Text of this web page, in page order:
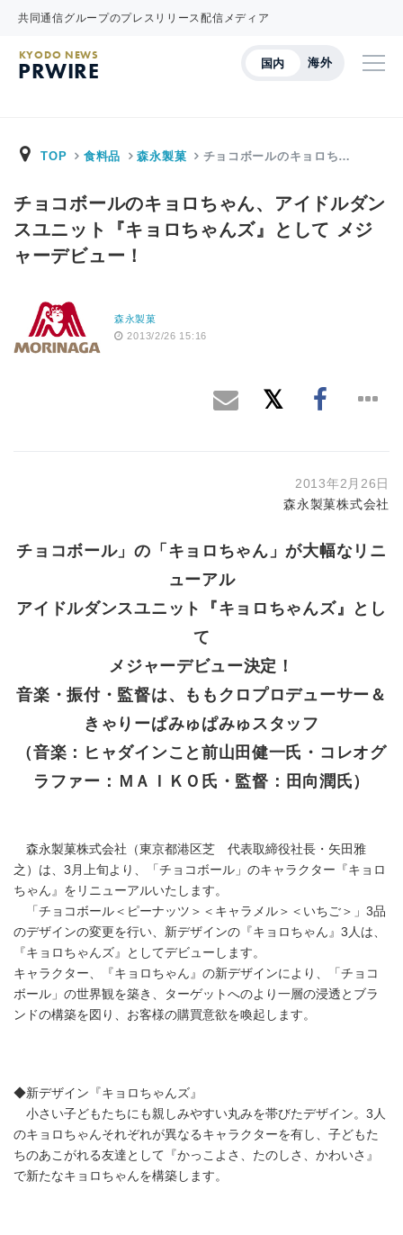
共同通信グループのプレスリリース配信メディア
国内 海外
KYODO NEWS
PRWIRE
TOP 食料品 森永製菓 チョコボールのキョロち…
チョコボールのキョロちゃん、アイドルダン
スユニット『キョロちゃんズ』として メジ
ャーデビュー！
森永製菓
2013/2/26 15:16
2013年2月26日
森永製菓株式会社
チョコボール」の「キョロちゃん」が大幅なリニ
ューアル
アイドルダンスユニット『キョロちゃんズ』とし
て
メジャーデビュー決定！
音楽・振付・監督は、ももクロプロデューサー＆
きゃりーぱみゅぱみゅスタッフ
（音楽：ヒャダインこと前山田健一氏・コレオグ
ラファー：ＭＡＩＫＯ氏・監督：田向潤氏）
森永製菓株式会社（東京都港区芝 代表取締役社長・矢田雅
之）は、3月上旬より、「チョコボール」のキャラクター『キョロ
ちゃん』をリニューアルいたします。
「チョコボール＜ピーナッツ＞＜キャラメル＞＜いちご＞」3品
のデザインの変更を行い、新デザインの『キョロちゃん』3人は、
『キョロちゃんズ』としてデビューします。
キャラクター、『キョロちゃん』の新デザインにより、「チョコ
ボール」の世界観を築き、ターゲットへのより一層の浸透とブラ
ンドの構築を図り、お客様の購買意欲を喚起します。
◆新デザイン『キョロちゃんズ』
小さい子どもたちにも親しみやすい丸みを帯びたデザイン。3人
のキョロちゃんそれぞれが異なるキャラクターを有し、子どもた
ちのあこがれる友達として『かっこよさ、たのしさ、かわいさ』
で新たなキョロちゃんを構築します。